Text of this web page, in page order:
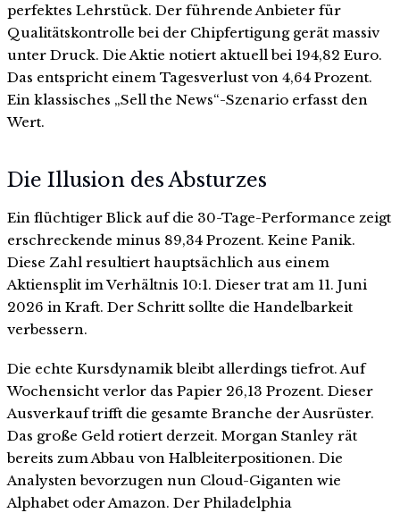
perfektes Lehrstück. Der führende Anbieter für
Qualitätskontrolle bei der Chipfertigung gerät massiv
unter Druck. Die Aktie notiert aktuell bei 194,82 Euro.
Das entspricht einem Tagesverlust von 4,64 Prozent.
Ein klassisches „Sell the News“-Szenario erfasst den
Wert.
Die Illusion des Absturzes
Ein flüchtiger Blick auf die 30-Tage-Performance zeigt
erschreckende minus 89,34 Prozent. Keine Panik.
Diese Zahl resultiert hauptsächlich aus einem
Aktiensplit im Verhältnis 10:1. Dieser trat am 11. Juni
2026 in Kraft. Der Schritt sollte die Handelbarkeit
verbessern.
Die echte Kursdynamik bleibt allerdings tiefrot. Auf
Wochensicht verlor das Papier 26,13 Prozent. Dieser
Ausverkauf trifft die gesamte Branche der Ausrüster.
Das große Geld rotiert derzeit. Morgan Stanley rät
bereits zum Abbau von Halbleiterpositionen. Die
Analysten bevorzugen nun Cloud-Giganten wie
Alphabet oder Amazon. Der Philadelphia